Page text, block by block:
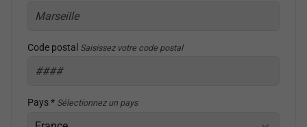
Code postal Saisissez votre code postal
Pays * Sélectionnez un pays